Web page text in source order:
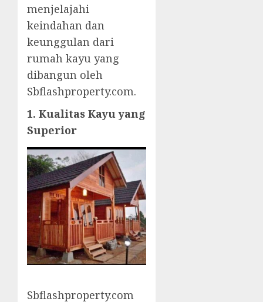
menjelajahi
keindahan dan
keunggulan dari
rumah kayu yang
dibangun oleh
Sbflashproperty.com.
1. Kualitas Kayu yang
Superior
Sbflashproperty.com